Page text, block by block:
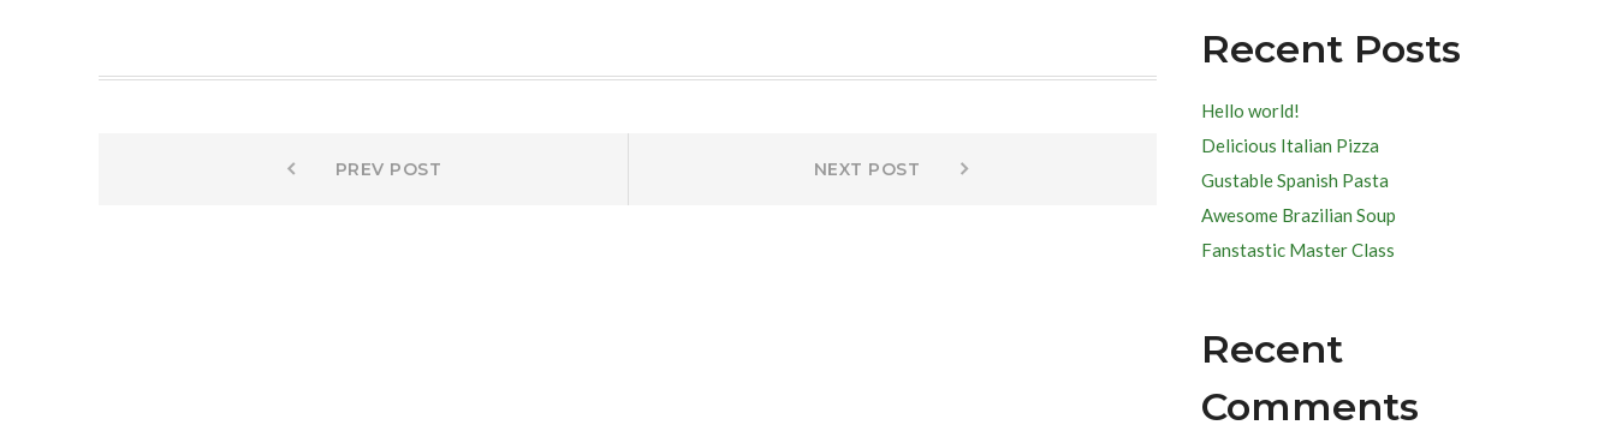
Bejegyzés
PREV POST NEXT POST
Recent Posts
Hello world!
Delicious Italian Pizza
Gustable Spanish Pasta
Awesome Brazilian Soup
Fanstastic Master Class
Recent
Comments